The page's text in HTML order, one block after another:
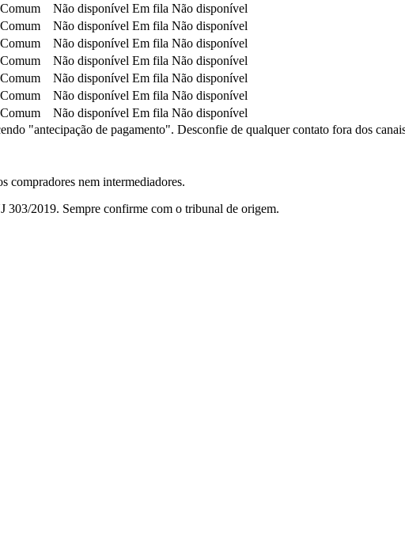
Comum Não disponível Em fila Não disponível
Comum Não disponível Em fila Não disponível
Comum Não disponível Em fila Não disponível
Comum Não disponível Em fila Não disponível
Comum Não disponível Em fila Não disponível
Comum Não disponível Em fila Não disponível
Comum Não disponível Em fila Não disponível
"antecipação de pagamento". Desconfie de qualquer contato fora dos
compradores nem intermediadores.
303/2019. Sempre confirme com o tribunal de origem.